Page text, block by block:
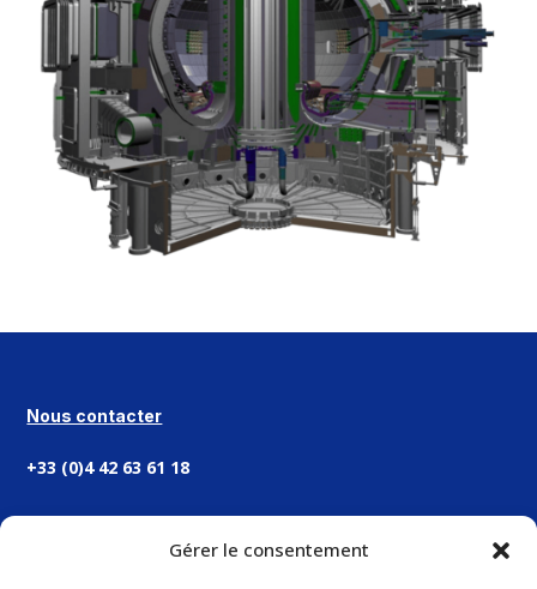
Gérer le consentement
Nous contacter
+33 (0)4 42 63 61 18